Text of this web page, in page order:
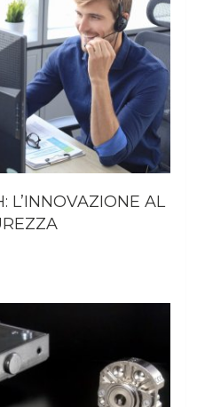
L’INNOVAZIONE AL